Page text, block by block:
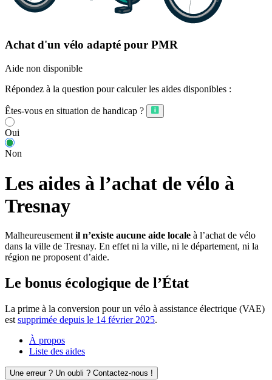
Achat d'un vélo adapté pour PMR
Aide non disponible
Répondez à la question pour calculer les aides disponibles :
Êtes-vous en situation de handicap ?
Oui
Non
Les aides à l’achat de vélo à
Tresnay
Malheureusement il n’existe aucune aide locale à l’achat de vélo
dans la ville de Tresnay. En effet ni la ville, ni le département, ni la
région ne proposent d’aide.
Le bonus écologique de l’État
La prime à la conversion pour un vélo à assistance électrique (VAE)
est supprimée depuis le 14 février 2025.
À propos
Liste des aides
Une erreur ? Un oubli ? Contactez-nous !